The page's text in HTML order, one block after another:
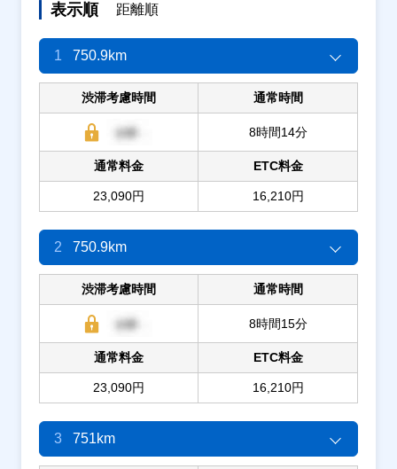
表示順 距離順
1 750.9km
渋滞考慮時間 通常時間
8時間14分
通常料金
23,090円
ETC料金
16,210円
2 750.9km
渋滞考慮時間 通常時間
8時間15分
通常料金
23,090円
ETC料金
16,210円
3 751km